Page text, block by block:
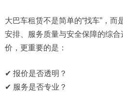
大巴车租赁不是简单的“找车”，而
安排、服务质量与安全保障的综
价，更重要的是：
✔ 报价是否透明？
✔ 服务是否专业？